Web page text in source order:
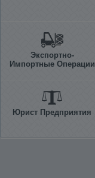
Экспортно-
Импортные Операции
Юрист Предприятия